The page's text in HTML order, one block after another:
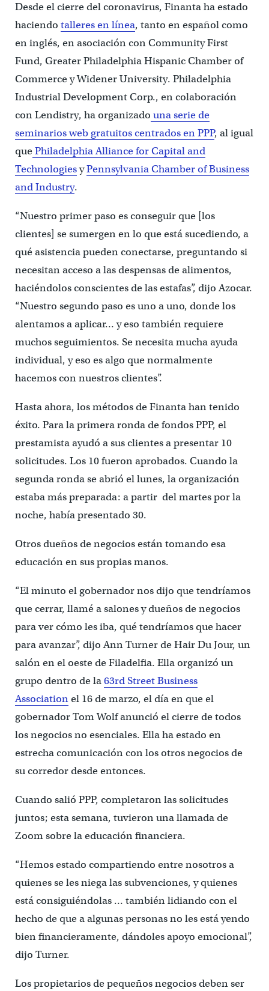
Desde el cierre del coronavirus, Finanta ha estado
haciendo talleres en línea, tanto en español como
en inglés, en asociación con Community First
Fund, Greater Philadelphia Hispanic Chamber of
Commerce y Widener University. Philadelphia
Industrial Development Corp., en colaboración
con Lendistry, ha organizado una serie de
seminarios web gratuitos centrados en PPP, al igual
quePhiladelphia Alliance for Capital and
TechnologiesyPennsylvania Chamber of Business
and Industry.
“Nuestro primer paso es conseguir que [los
clientes] se sumergen en lo que está sucediendo, a
qué asistencia pueden conectarse, preguntando si
necesitan acceso a las despensas de alimentos,
haciéndolos conscientes de las estafas”, dijo Azocar.
“Nuestro segundo paso es uno a uno, donde los
alentamos a aplicar… y eso también requiere
muchos seguimientos. Se necesita mucha ayuda
individual, y eso es algo que normalmente
hacemos con nuestros clientes”.
Hasta ahora, los métodos de Finanta han tenido
éxito. Para la primera ronda de fondos PPP, el
prestamista ayudó a sus clientes a presentar 10
solicitudes. Los 10 fueron aprobados. Cuando la
segunda ronda se abrió el lunes, la organización
estaba más preparada: a partir del martes por la
noche, había presentado 30.
Otros dueños de negocios están tomando esa
educación en sus propias manos.
“El minuto el gobernador nos dijo que tendríamos
que cerrar, llamé a salones y dueños de negocios
para ver cómo les iba, qué tendríamos que hacer
para avanzar”, dijo Ann Turner de Hair Du Jour, un
salón en el oeste de Filadelfia. Ella organizó un
grupo dentro de la63rd Street Business
Associationel 16 de marzo, el día en que el
gobernador Tom Wolf anunció el cierre de todos
los negocios no esenciales. Ella ha estado en
estrecha comunicación con los otros negocios de
su corredor desde entonces.
Cuando salió PPP, completaron las solicitudes
juntos; esta semana, tuvieron una llamada de
Zoom sobre la educación financiera.
“Hemos estado compartiendo entre nosotros a
quienes se les niega las subvenciones, y quienes
está consiguiéndolas … también lidiando con el
hecho de que a algunas personas no les está yendo
bien financieramente, dándoles apoyo emocional”,
dijo Turner.
Los propietarios de pequeños negocios deben ser